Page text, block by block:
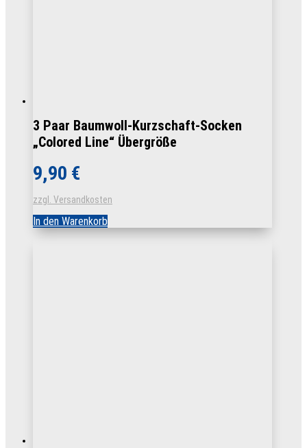
3 Paar Baumwoll-Kurzschaft-Socken
„Colored Line“ Übergröße
9,90 €
zzgl. Versandkosten
In den Warenkorb